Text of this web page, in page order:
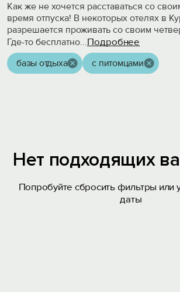
Как же не хочется расставаться со
время отпуска! В некоторых отелях в
разрешается проживать со своим
Где-то бесплатно...Подробнее
базы отдыха с питомцами
Нет подходящих
Попробуйте сбросить фильтры или
даты